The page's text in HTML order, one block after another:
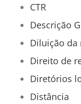
CTR
Descrição
Diluição da
Direito de
Diretórios
Distância